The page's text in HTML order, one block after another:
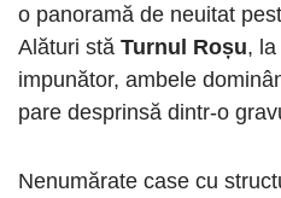
o panoramă de neuitat
Alături stă Turnul Roșu,
impunător, ambele
pare desprinsă dintr-o
Nenumărate case cu